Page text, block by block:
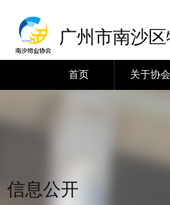
广州市南沙
首页 关于协会
信息公开